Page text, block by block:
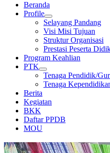
Beranda
Profile
Selayang Pandang
Visi Misi Tujuan
Struktur Organisasi
Prestasi Peserta
Program Keahlian
PTK
Tenaga Pendidik/
Tenaga
Berita
Kegiatan
BKK
Daftar PPDB
MOU
LABORATORIUM